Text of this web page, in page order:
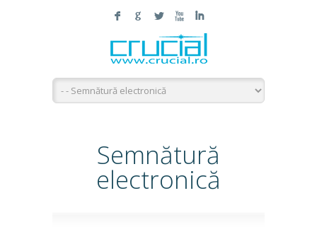
F G L X I
Semnătură
electronică